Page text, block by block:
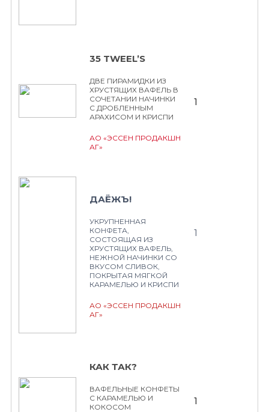
35 TWEEL’S
ДВЕ ПИРАМИДКИ ИЗ
ХРУСТЯЩИХ ВАФЕЛЬ В
СОЧЕТАНИИ НАЧИНКИ
С ДРОБЛЕННЫМ
АРАХИСОМ И КРИСПИ
АО «ЭССЕН ПРОДАКШН
АГ»
1
ДАЁЖЪ!
УКРУПНЕННАЯ
КОНФЕТА,
СОСТОЯЩАЯ ИЗ
ХРУСТЯЩИХ ВАФЕЛЬ,
НЕЖНОЙ НАЧИНКИ СО
ВКУСОМ СЛИВОК,
ПОКРЫТАЯ МЯГКОЙ
КАРАМЕЛЬЮ И КРИСПИ
АО «ЭССЕН ПРОДАКШН
АГ»
1
КАК ТАК?
ВАФЕЛЬНЫЕ КОНФЕТЫ
С КАРАМЕЛЬЮ И
КОКОСОМ
1